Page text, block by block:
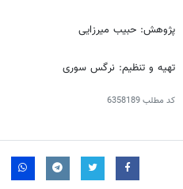
پژوهش: حبیب میرزایی
تهیه و تنظیم: نرگس سوری
کد مطلب6358189